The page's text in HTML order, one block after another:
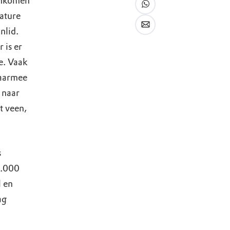
is er
Vaak
veen,
en